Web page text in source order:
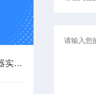
1756-L85E可编程逻辑控制器实操应用常见问题分析及解决方法探讨